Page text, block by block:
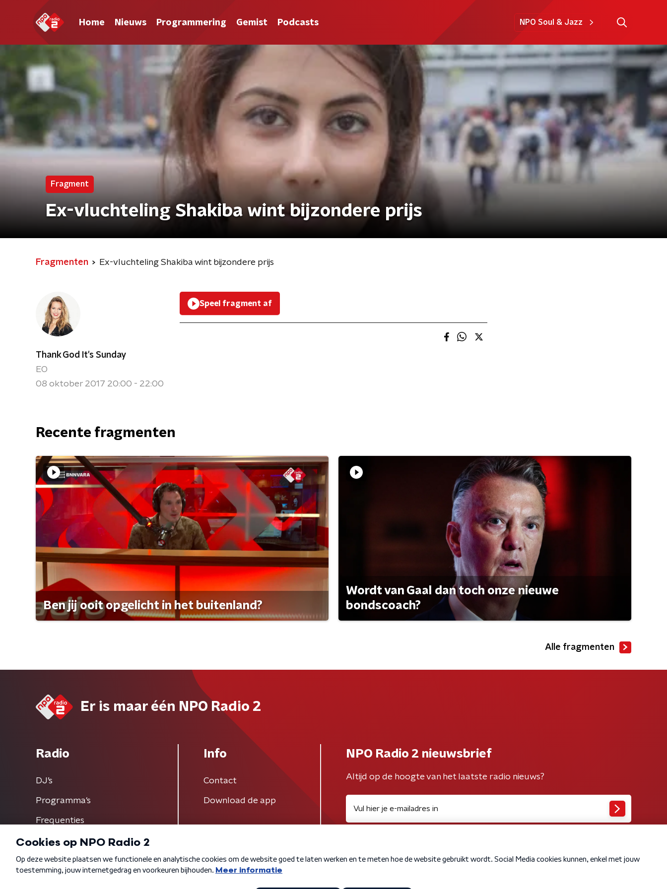
Home Nieuws Programmering Gemist Podcasts NPO Soul & Jazz
Fragment
Ex-vluchteling Shakiba wint bijzondere prijs
Fragmenten Ex-vluchteling Shakiba wint bijzondere prijs
Thank God It's Sunday
EO
08 oktober 2017 20:00 - 22:00
Speel fragment af
Recente fragmenten
Ben jij ooit opgelicht in het buitenland?
Wordt van Gaal dan toch onze nieuwe
bondscoach?
Alle fragmenten
Er is maar één NPO Radio 2
Radio
DJ’s
Programma's
Frequenties
Info
Contact
Download de app
NPO Radio 2 nieuwsbrief
Altijd op de hoogte van het laatste radio nieuws?
Algemene voorwaarden Privacybeleid